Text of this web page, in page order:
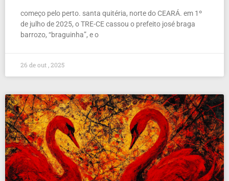
começo pelo perto. santa quitéria, norte do CEARÁ. em 1º
de julho de 2025, o TRE-CE cassou o prefeito josé braga
barrozo, “braguinha”, e o
26 de out , 2025